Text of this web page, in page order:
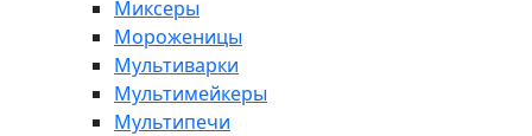
Миксеры
Мороженицы
Мультиварки
Мультимейкеры
Мультипечи